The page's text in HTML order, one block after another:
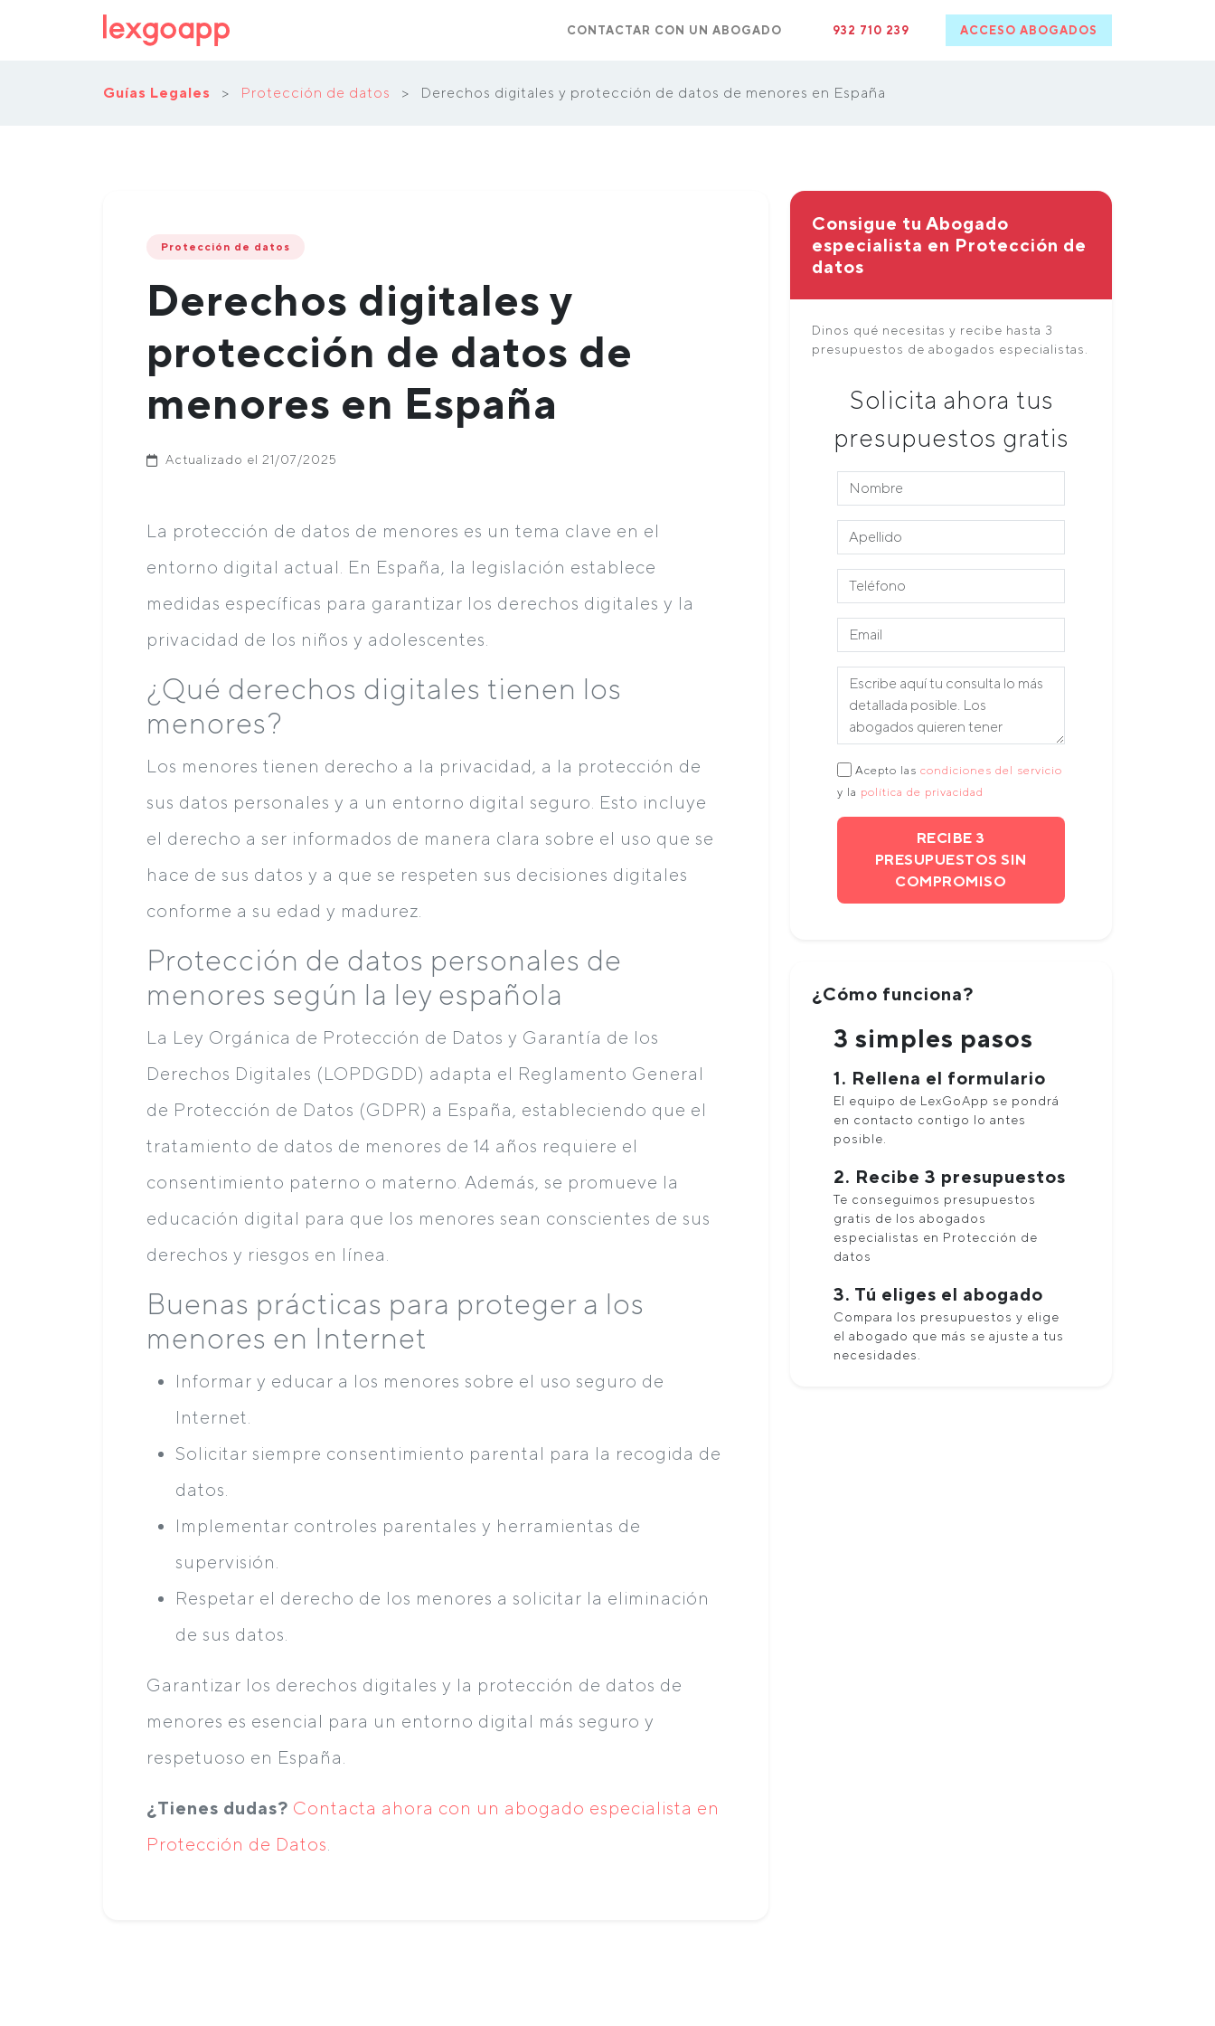
CONTACTAR CON UN ABOGADO 932 710 239 ACCESO ABOGADOS
Guías Legales > Protección de datos > Derechos digitales y protección de datos de menores en España
Protección de datos
Derechos digitales y
protección de datos de
menores en España
Actualizado el 21/07/2025
La protección de datos de menores es un tema clave en el
entorno digital actual. En España, la legislación establece
medidas específicas para garantizar los derechos digitales y la
privacidad de los niños y adolescentes.
¿Qué derechos digitales tienen los
menores?
Los menores tienen derecho a la privacidad, a la protección de
sus datos personales y a un entorno digital seguro. Esto incluye
el derecho a ser informados de manera clara sobre el uso que se
hace de sus datos y a que se respeten sus decisiones digitales
conforme a su edad y madurez.
Protección de datos personales de
menores según la ley española
La Ley Orgánica de Protección de Datos y Garantía de los
Derechos Digitales (LOPDGDD) adapta el Reglamento General
de Protección de Datos (GDPR) a España, estableciendo que el
tratamiento de datos de menores de 14 años requiere el
consentimiento paterno o materno. Además, se promueve la
educación digital para que los menores sean conscientes de sus
derechos y riesgos en línea.
Buenas prácticas para proteger a los
menores en Internet
Informar y educar a los menores sobre el uso seguro de
Internet.
Solicitar siempre consentimiento parental para la recogida de
datos.
Implementar controles parentales y herramientas de
supervisión.
Respetar el derecho de los menores a solicitar la eliminación
de sus datos.
Garantizar los derechos digitales y la protección de datos de
menores es esencial para un entorno digital más seguro y
respetuoso en España.
¿Tienes dudas? Contacta ahora con un abogado especialista en
Protección de Datos
Consigue tu Abogado
especialista en Protección de
datos
Dinos qué necesitas y recibe hasta 3
presupuestos de abogados especialistas.
Solicita ahora tus
presupuestos gratis
Acepto las condiciones del servicio
y la política de privacidad
RECIBE 3
PRESUPUESTOS SIN
COMPROMISO
¿Cómo funciona?
3 simples pasos
1. Rellena el formulario
El equipo de LexGoApp se pondrá
en contacto contigo lo antes
posible.
2. Recibe 3 presupuestos
Te conseguimos presupuestos
gratis de los abogados
especialistas en Protección de
datos
3. Tú eliges el abogado
Compara los presupuestos y elige
el abogado que más se ajuste a tus
necesidades.